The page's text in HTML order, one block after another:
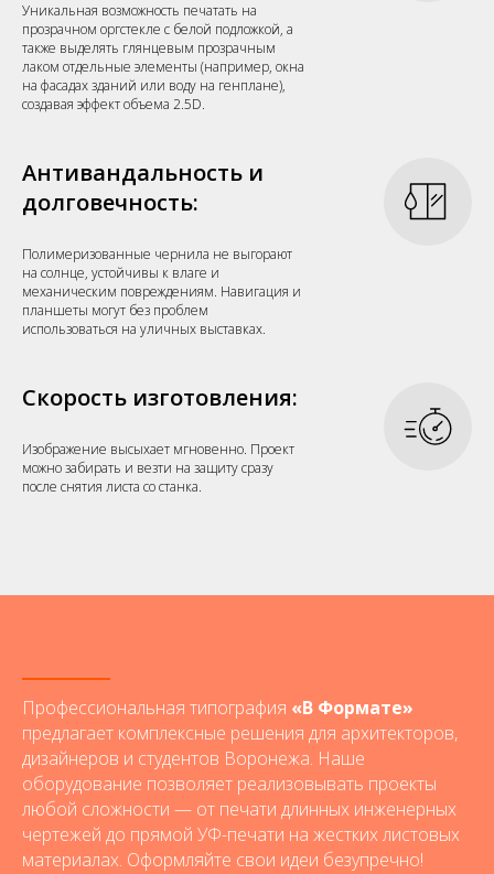
Уникальная возможность печатать на
прозрачном оргстекле с белой подложкой, а
также выделять глянцевым прозрачным
лаком отдельные элементы (например, окна
на фасадах зданий или воду на генплане),
создавая эффект объема 2.5D.
Антивандальность и
долговечность:
Полимеризованные чернила не выгорают
на солнце, устойчивы к влаге и
механическим повреждениям. Навигация и
планшеты могут без проблем
использоваться на уличных выставках.
Скорость изготовления:
Изображение высыхает мгновенно. Проект
можно забирать и везти на защиту сразу
после снятия листа со станка.
Профессиональная типография «В Формате»
предлагает комплексные решения для архитекторов,
дизайнеров и студентов Воронежа. Наше
оборудование позволяет реализовывать проекты
любой сложности — от печати длинных инженерных
чертежей до прямой УФ-печати на жестких листовых
материалах. Оформляйте свои идеи безупречно!